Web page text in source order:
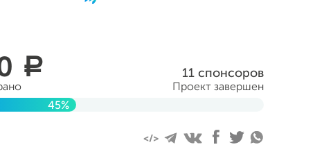
a 11 спонсоров
Проект завершен
45%